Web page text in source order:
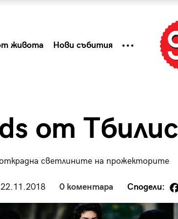
живота Нови събития
от
светлините на прожекторите
0 коментара Сподели:
Prelude: как